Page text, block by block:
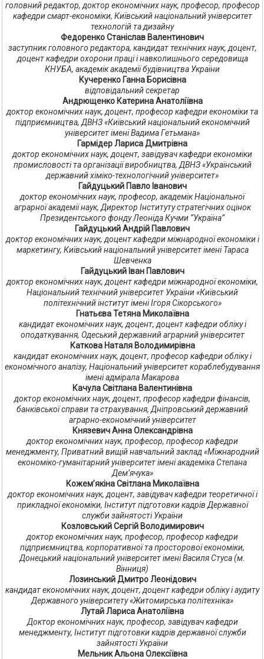
головний редактор, доктор економічних наук, професор, професор
кафедри смарт-економіки, Київський національний університет
технологій та дизайну
Федоренко Станіслав Валентинович
заступник головного редактора, кандидат технічних наук, доцент,
доцент кафедри охорони праці і навколишнього середовища
КНУБА, академік академії будівництва України
Кучеренко Ганна Борисівна
відповідальний секретар
Андрющенко Катерина Анатоліївна
доктор економічних наук, доцент, професор кафедри економіки та
підприємництва, ДВНЗ «Київський національний економічний
університет імені Вадима Гетьмана»
Гармідер Лариса Дмитрівна
доктор економічних наук, доцент, завідувач кафедри економіки
промисловості та організації виробництва, ДВНЗ «Український
державний хіміко-технологічний університет»
Гайдуцький Павло Іванович
доктор економічних наук, професор, академік Національної
аграрної академії наук, Директор Інституту стратегічних оцінок
Президентського фонду Леоніда Кучми “Україна”
Гайдуцький Андрій Павлович
доктор економічних наук, доцент кафедри міжнародної економіки і
маркетингу, Київський національний університет імені Тараса
Шевченка
Гайдуцький Іван Павлович
доктор економічних наук, доцент кафедри міжнародної економіки,
Національний технічний університет України «Київський
політехнічний інститут імені Ігоря Сікорського»
Гнатьєва Тетяна Миколаївна
кандидат економічних наук, доцент, доцент кафедри обліку і
оподаткування, Одеський державний аграрний університет
Каткова Наталя Володимирівна
кандидат економічних наук, доцент, професор кафедри обліку і
економічного аналізу, Національний університет кораблебудування
імені адмірала Макарова
Качула Світлана Валентинівна
доктор економічних наук, доцент, професор кафедри фінансів,
банківської справи та страхування, Дніпровський державний
аграрно-економічний університет
Князевич Анна Олександрівна
доктор економічних наук, професор, професор кафедри
менеджменту, Приватний вищій навчальний заклад «Міжнародний
економіко-гуманітарний університет імені академіка Степана
Дем’ячука»
Кожем’якіна Світлана Миколаївна
доктор економічних наук, доцент, завідувач кафедри теоретичної і
прикладної економіки, Інститут підготовки кадрів Державної
служби зайнятості України
Козловський Сергій Володимирович
доктор економічних наук, професор, професор кафедри
підприємництва, корпоративної та просторової економіки,
Донецький національний університет імені Василя Стуса (м.
Вінниця)
Лозинський Дмитро Леонідович
кандидат економічних наук, доцент, доцент кафедри обліку і аудиту
Державного університету «Житомирська політехніка»
Лутай Лариса Анатоліївна
Доктор економічних наук, професор, завідувач кафедри
менеджменту, Інститут підготовки кадрів державної служби
зайнятості України
Мельник Альона Олексіївна